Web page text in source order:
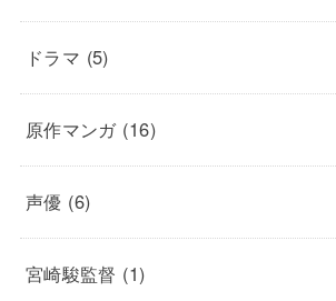
ドラマ (5)
原作マンガ (16)
声優 (6)
宮崎駿監督 (1)